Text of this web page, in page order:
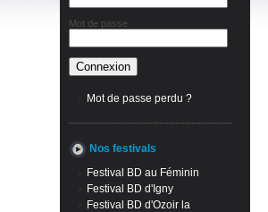
Mot de passe
Mot de passe perdu ?
Nos festivals
Festival BD au Féminin
Festival BD d'Igny
Festival BD d'Ozoir la